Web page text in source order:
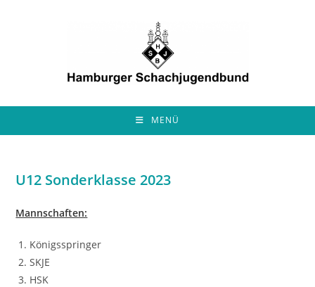
MENÜ
U12 Sonderklasse 2023
Mannschaften:
Königsspringer
SKJE
HSK